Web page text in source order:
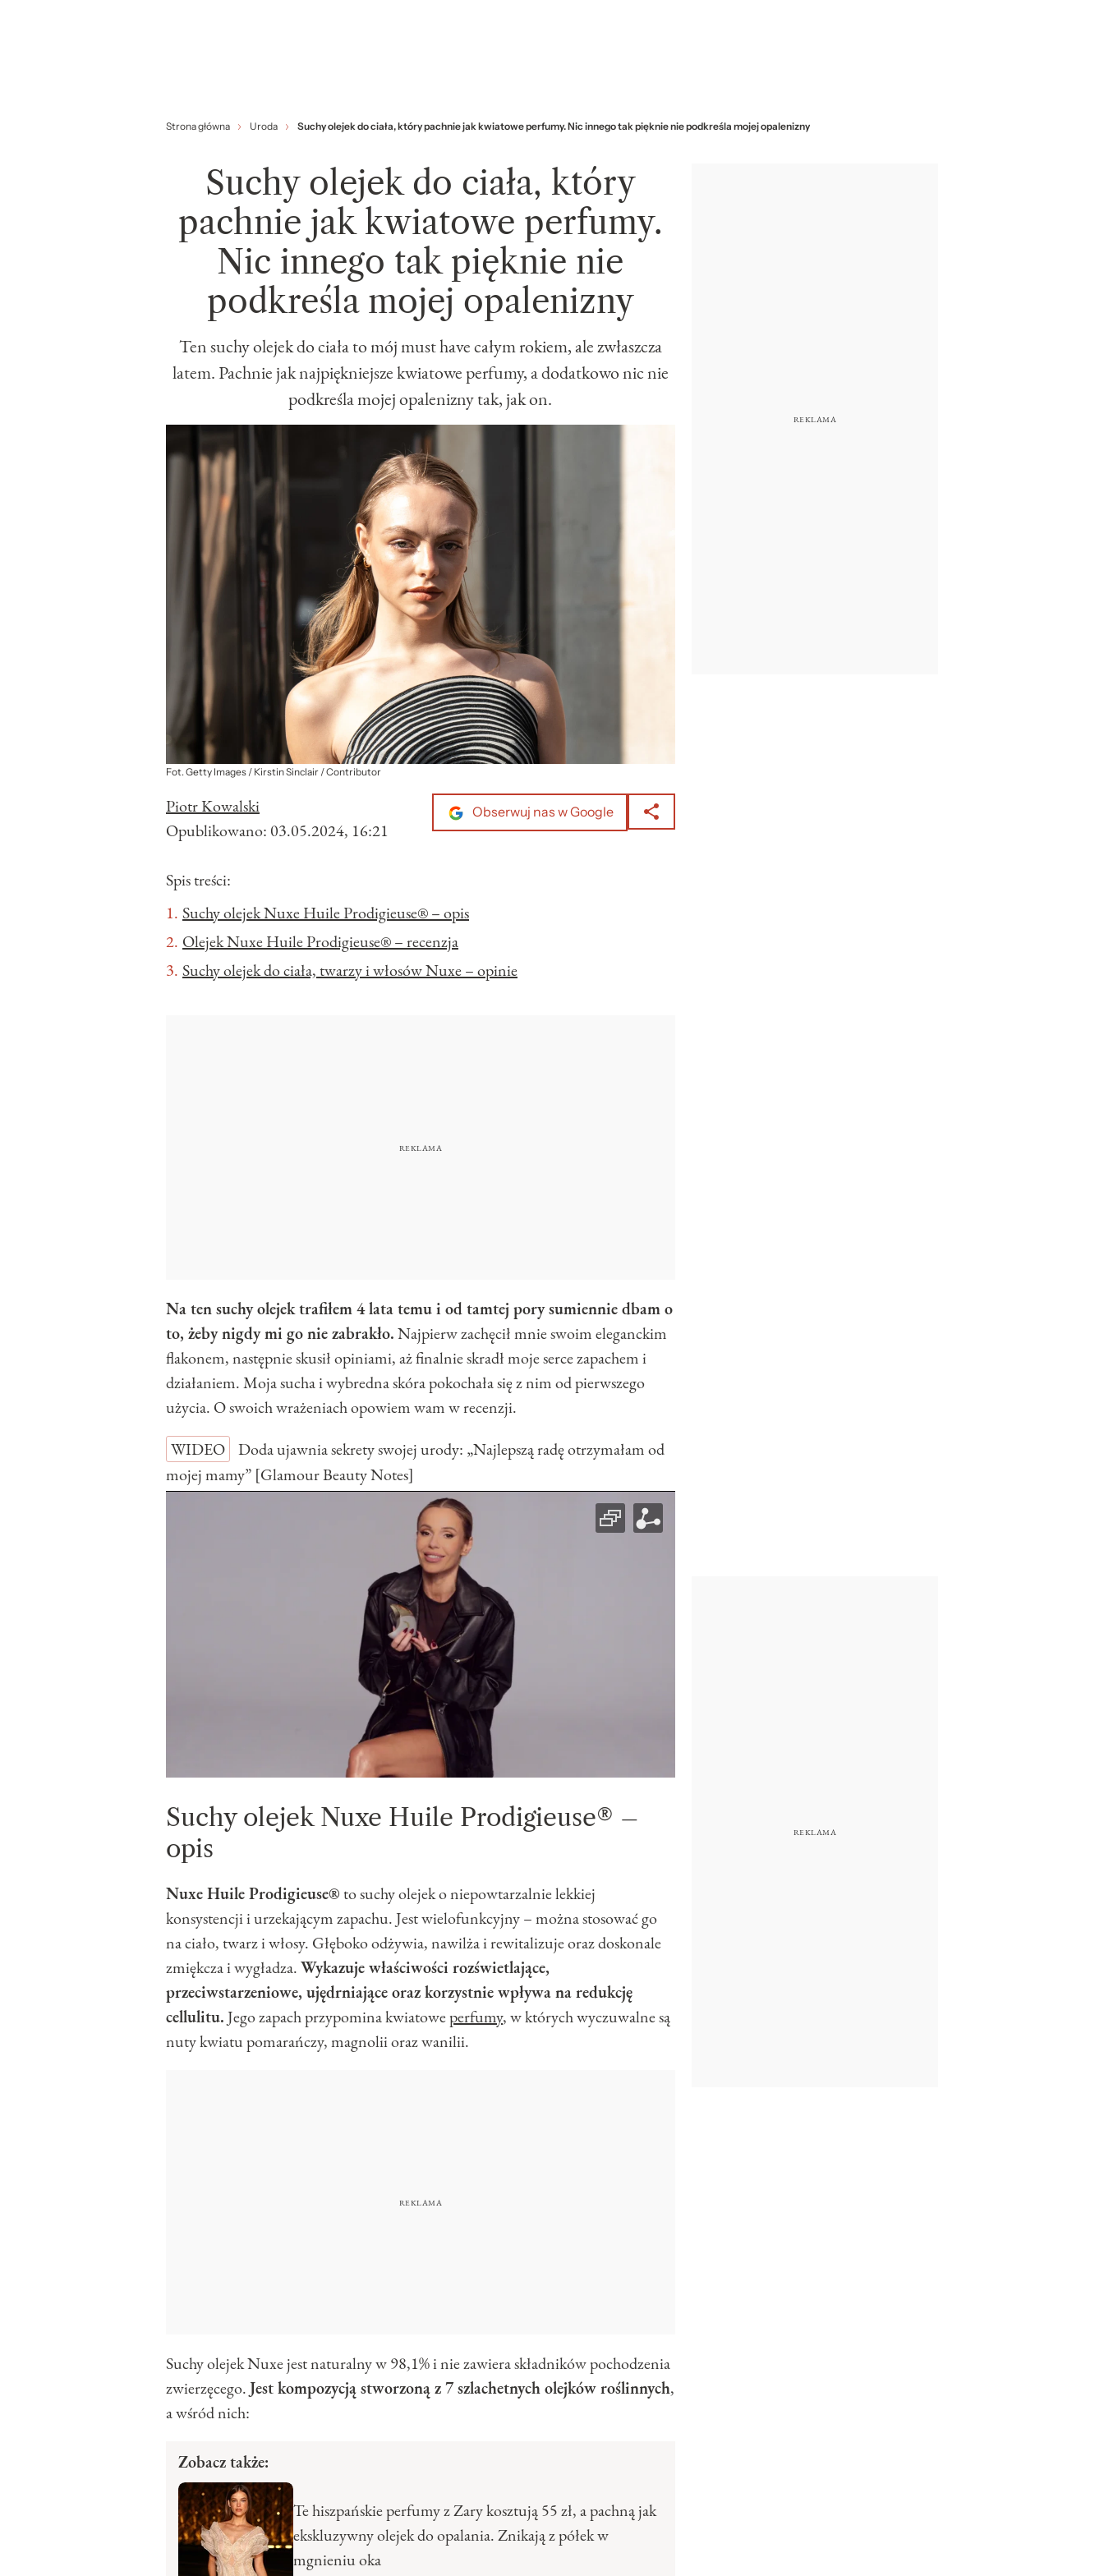
Strona główna Uroda Suchy olejek do ciała, który pachnie jak kwiatowe perfumy. Nic innego tak pięknie nie podkreśla mojej opalenizny
Suchy olejek do ciała, który
pachnie jak kwiatowe perfumy.
Nic innego tak pięknie nie
podkreśla mojej opalenizny
Ten suchy olejek do ciała to mój must have całym rokiem, ale zwłaszcza
latem. Pachnie jak najpiękniejsze kwiatowe perfumy, a dodatkowo nic nie
podkreśla mojej opalenizny tak, jak on.
Fot. Getty Images / Kirstin Sinclair / Contributor
Piotr Kowalski
Opublikowano: 03.05.2024, 16:21
Obserwuj nas w Google
Spis treści:
Suchy olejek Nuxe Huile Prodigieuse® – opis
Olejek Nuxe Huile Prodigieuse® – recenzja
Suchy olejek do ciała, twarzy i włosów Nuxe – opinie
Na ten suchy olejek trafiłem 4 lata temu i od tamtej pory sumiennie dbam o
to, żeby nigdy mi go nie zabrakło.Najpierw zachęcił mnie swoim eleganckim
flakonem, następnie skusił opiniami, aż finalnie skradł moje serce zapachem i
działaniem. Moja sucha i wybredna skóra pokochała się z nim od pierwszego
użycia. O swoich wrażeniach opowiem wam w recenzji.
WIDEO
Doda ujawnia sekrety swojej urody: „Najlepszą radę otrzymałam od
mojej mamy” [Glamour Beauty Notes]
Suchy olejek Nuxe Huile Prodigieuse® –
opis
Nuxe Huile Prodigieuse®to suchy olejek o niepowtarzalnie lekkiej
konsystencji i urzekającym zapachu. Jest wielofunkcyjny – można stosować go
na ciało, twarz i włosy. Głęboko odżywia, nawilża i rewitalizuje oraz doskonale
zmiękcza i wygładza.Wykazuje właściwości rozświetlające,
przeciwstarzeniowe, ujędrniające oraz korzystnie wpływa na redukcję
cellulitu.Jego zapach przypomina kwiatoweperfumy, w których wyczuwalne są
nuty kwiatu pomarańczy, magnolii oraz wanilii.
Suchy olejek Nuxe jest naturalny w 98,1% i nie zawiera składników pochodzenia
zwierzęcego.Jest kompozycją stworzoną z 7 szlachetnych olejków roślinnych,
a wśród nich:
Zobacz także:
Te hiszpańskie perfumy z Zary kosztują 55 zł, a pachną jak
ekskluzywny olejek do opalania. Znikają z półek w
mgnieniu oka